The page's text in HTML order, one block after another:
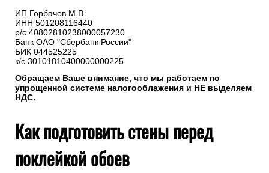
ИП Горбачев М.В.
ИНН 501208116440
р/с 40802810238000057230
Банк ОАО "Сбербанк России"
БИК 044525225
к/с 30101810400000000225
Обращаем Ваше внимание, что мы работаем по
упрощенной системе налогооблажения и НЕ выделяем
НДС.
Как подготовить стены перед
поклейкой обоев